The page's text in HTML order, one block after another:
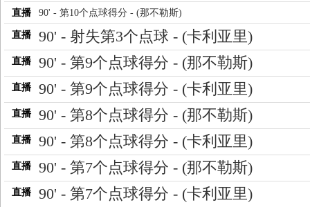
直播 90' - 第10个点球得分 - (那不勒斯)
直播 90' - 射失第3个点球 - (卡利亚里)
直播 90' - 第9个点球得分 - (那不勒斯)
直播 90' - 第9个点球得分 - (卡利亚里)
直播 90' - 第8个点球得分 - (那不勒斯)
直播 90' - 第8个点球得分 - (卡利亚里)
直播 90' - 第7个点球得分 - (那不勒斯)
直播 90' - 第7个点球得分 - (卡利亚里)